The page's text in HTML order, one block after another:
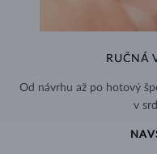
RUČNÁ
Od návrhu až po hotový
v